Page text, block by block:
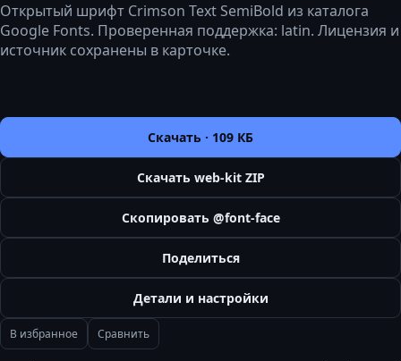
Открытый шрифт Crimson Text SemiBold из каталога
Google Fonts. Проверенная поддержка: latin. Лицензия и
источник сохранены в карточке.
Скачать · 109 КБ
Скачать web-kit ZIP
Скопировать @font-face
Поделиться
Детали и настройки
В избранное Сравнить